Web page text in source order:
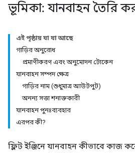
ভূমিকা: যানবাহন তৈরি
এই পৃষ্ঠায় যা যা আছে
গাড়ির অনুরোধ
প্রমাণীকরণ এবং অনুমোদন টোকেন
যানবাহন সম্পদ ক্ষেত্র
গাড়ির নাম (শুধুমাত্র আউটপুট)
অনন্য সত্তা শনাক্তকারী
যানবাহন পুনঃব্যবহার
এরপর কী?
ফ্লিট ইঞ্জিনে যানবাহন কীভাবে কাজ